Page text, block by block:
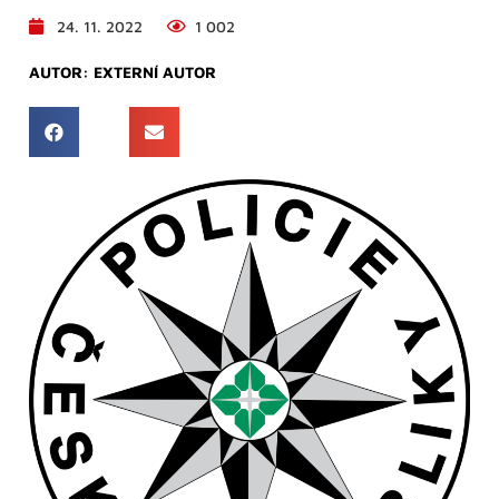
24. 11. 2022 1 002
AUTOR: EXTERNÍ AUTOR